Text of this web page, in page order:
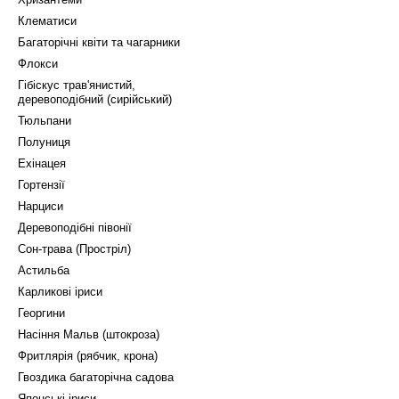
Клематиси
Багаторічні квіти та чагарники
Флокси
Гібіскус трав'янистий,
деревоподібний (сирійський)
Тюльпани
Полуниця
Ехінацея
Гортензії
Нарциси
Деревоподібні півонії
Сон-трава (Простріл)
Астильба
Карликові іриси
Георгини
Насіння Мальв (штокроза)
Фритлярія (рябчик, крона)
Гвоздика багаторічна садова